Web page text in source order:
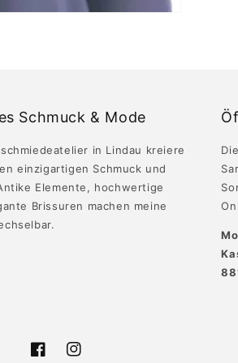
Schmuck & Mode
in Lindau kreiere
einzigartigen Schmuck und
Elemente, hochwertige
Brissuren machen meine
FacebookInstagram